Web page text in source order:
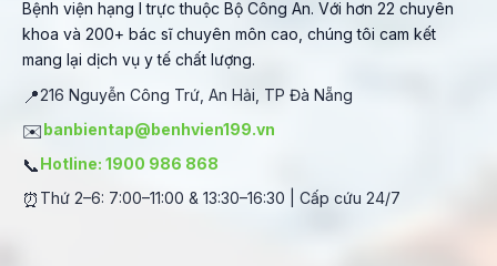
Bệnh viện hạng I trực thuộc Bộ Công An. Với hơn 22 chuyên
khoa và 200+ bác sĩ chuyên môn cao, chúng tôi cam kết
mang lại dịch vụ y tế chất lượng.
📍216 Nguyễn Công Trứ, An Hải, TP Đà Nẵng
✉️banbientap@benhvien199.vn
📞Hotline: 1900 986 868
⏰ Thứ 2–6: 7:00–11:00 & 13:30–16:30 | Cấp cứu 24/7